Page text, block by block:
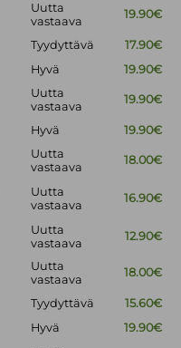
Uutta
vastaava
19.90€
Tyydyttävä
17.90€
Hyvä 19.90€
Uutta
vastaava
19.90€
Hyvä 19.90€
Uutta
vastaava
18.00€
Uutta
vastaava
16.90€
Uutta
vastaava
12.90€
Uutta
vastaava
18.00€
Tyydyttävä
15.60€
Hyvä
19.90€